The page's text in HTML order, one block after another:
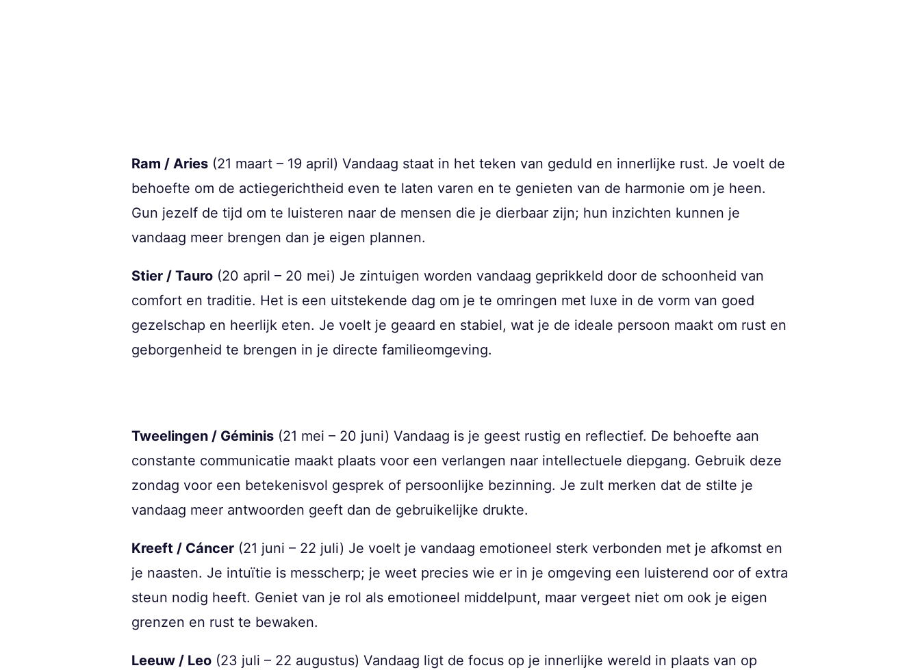
Ram / Aries (21 maart – 19 april) Vandaag staat in het teken van geduld en innerlijke rust. Je voelt de
behoefte om de actiegerichtheid even te laten varen en te genieten van de harmonie om je heen.
Gun jezelf de tijd om te luisteren naar de mensen die je dierbaar zijn; hun inzichten kunnen je
vandaag meer brengen dan je eigen plannen.
Stier / Tauro (20 april – 20 mei) Je zintuigen worden vandaag geprikkeld door de schoonheid van
comfort en traditie. Het is een uitstekende dag om je te omringen met luxe in de vorm van goed
gezelschap en heerlijk eten. Je voelt je geaard en stabiel, wat je de ideale persoon maakt om rust en
geborgenheid te brengen in je directe familieomgeving.
Tweelingen / Géminis (21 mei – 20 juni) Vandaag is je geest rustig en reflectief. De behoefte aan
constante communicatie maakt plaats voor een verlangen naar intellectuele diepgang. Gebruik deze
zondag voor een betekenisvol gesprek of persoonlijke bezinning. Je zult merken dat de stilte je
vandaag meer antwoorden geeft dan de gebruikelijke drukte.
Kreeft / Cáncer (21 juni – 22 juli) Je voelt je vandaag emotioneel sterk verbonden met je afkomst en
je naasten. Je intuïtie is messcherp; je weet precies wie er in je omgeving een luisterend oor of extra
steun nodig heeft. Geniet van je rol als emotioneel middelpunt, maar vergeet niet om ook je eigen
grenzen en rust te bewaken.
Leeuw / Leo (23 juli – 22 augustus) Vandaag ligt de focus op je innerlijke wereld in plaats van op